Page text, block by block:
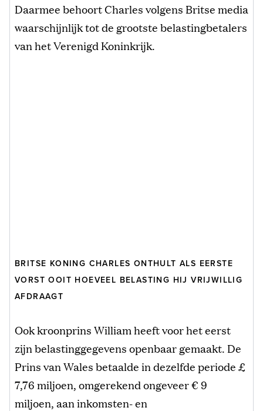
Daarmee behoort Charles volgens Britse media
waarschijnlijk tot de grootste belastingbetalers
van het Verenigd Koninkrijk.
BRITSE KONING CHARLES ONTHULT ALS EERSTE
VORST OOIT HOEVEEL BELASTING HIJ VRIJWILLIG
AFDRAAGT
Ook kroonprins William heeft voor het eerst
zijn belastinggegevens openbaar gemaakt. De
Prins van Wales betaalde in dezelfde periode £
7,76 miljoen, omgerekend ongeveer € 9
miljoen, aan inkomsten- en